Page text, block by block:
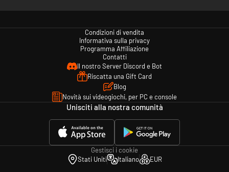
Condizioni di vendita
Informativa sulla privacy
Programma Affiliazione
Contatti
Il nostro Server Discord e Bot
Riscatta una Gift Card
Blog
Novità sui videogiochi, per PC e console
Unisciti alla nostra comunità
Gestisci i cookie
Stati Uniti
Italiano EUR